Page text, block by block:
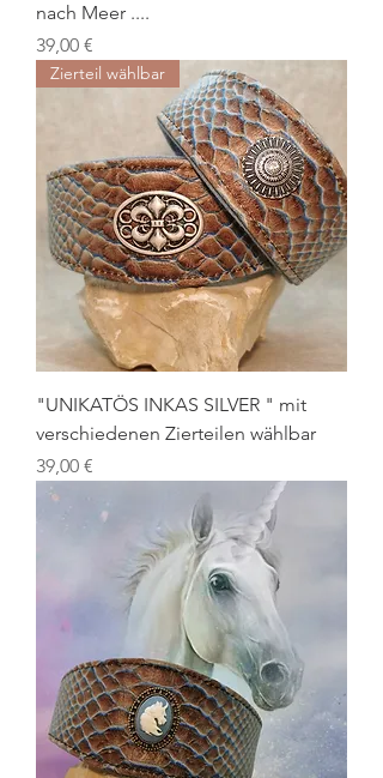
nach Meer ....
Preis
39,00 €
Zierteil wählbar
"UNIKATÖS INKAS SILVER " mit
verschiedenen Zierteilen wählbar
Preis
39,00 €